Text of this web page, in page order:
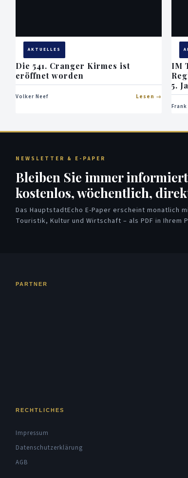
AKTUELLES
Die 541. Cranger Kirmes ist
eröffnet worden
Volker Neef Lesen
IM
5.
NEWSLETTER & E-PAPER
Bleiben Sie immer
kostenlos, wöchentlich,
Das HauptstadtEcho E-Paper erscheint monatlich
Touristik, Kultur und Wirtschaft – als PDF in Ihrem
PARTNER
RECHTLICHES
Impressum
Datenschutzerklärung
AGB